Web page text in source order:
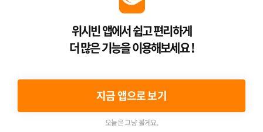
Venture Enterprise위시빈 앱에서 쉽고 편리하게
더 많은 기능을 이용해보세요 !
지금 앱으로 보기
오늘은 그냥 볼게요.